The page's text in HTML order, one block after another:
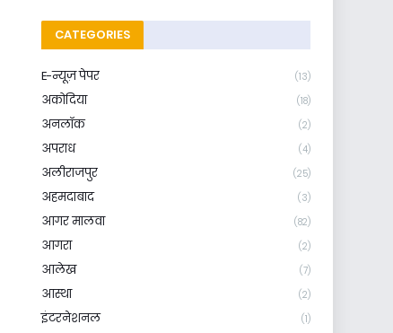
CATEGORIES
E-न्यूज़ पेपर (13)
अकोदिया (18)
अनलॉक (2)
अपराध (4)
अलीराजपुर (25)
अहमदाबाद (3)
आगर मालवा (82)
आगरा (2)
आलेख (7)
आस्था (2)
इंटरनेशनल (1)